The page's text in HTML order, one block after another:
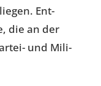
Ent­
die an der
und Mili­